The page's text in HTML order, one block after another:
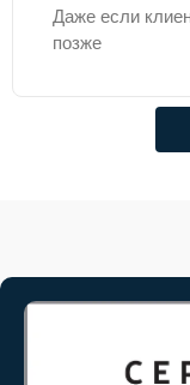
Даже если
позже